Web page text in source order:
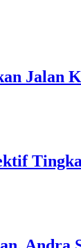
Jalan